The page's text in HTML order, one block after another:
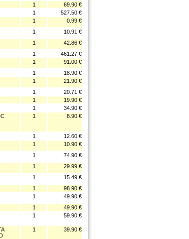
1
69.90 €
1
527.50 €
1
0.99 €
1
10.91 €
1
42.86 €
1
461.27 €
1
91.00 €
1
18.90 €
1
21.90 €
1
20.71 €
1
19.90 €
1
34.90 €
1 8.90 €
1
12.60 €
1
10.90 €
1
74.90 €
1
29.99 €
1
15.49 €
1
98.90 €
1
49.90 €
1
49.90 €
1 59.90 €
1 39.90 €